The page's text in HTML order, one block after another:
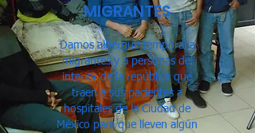
MIGRANTES
Damos albergue temporal a
migrantes y a personas del
interior de la república que
traen a sus pacientes a
hospitales de la Ciudad de
México para que lleven algún